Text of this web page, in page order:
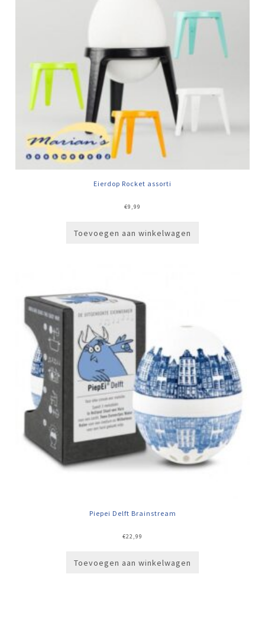
Eierdop Rocket assorti
€9,99
Toevoegen aan winkelwagen
Piepei Delft Brainstream
€22,99
Toevoegen aan winkelwagen